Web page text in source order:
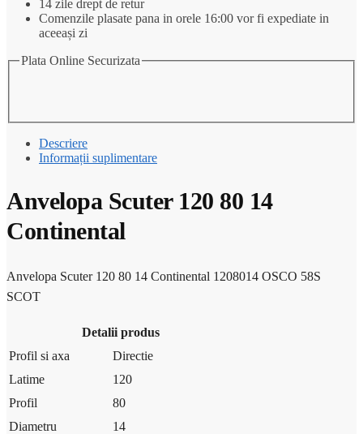
14 zile drept de retur
Comenzile plasate pana in orele 16:00 vor fi expediate in
aceeași zi
Plata Online Securizata
Descriere
Informații suplimentare
Anvelopa Scuter 120 80 14
Continental
Anvelopa Scuter 120 80 14 Continental 1208014 OSCO 58S
SCOT
Detalii produs
Profil si axa
Directie
Latime
120
Profil
80
Diametru
14